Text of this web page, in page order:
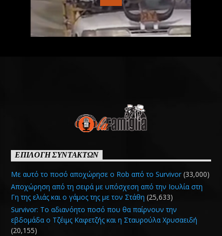
ΕΠΙΛΟΓΗ ΣΥΝΤΑΚΤΩΝ
Με αυτό το ποσό αποχώρησε ο Rob από το Survivor (33,000)
Αποχώρηση από τη σειρά με υπόσχεση από την Ιουλία στη
Γη της ελιάς και ο γάμος της με τον Στάθη (25,633)
Survivor: Το αδιανόητο ποσό που θα παίρνουν την
εβδομάδα ο Τζέιμς Καφετζής και η Σταυρούλα Χρυσαειδή
(20,155)